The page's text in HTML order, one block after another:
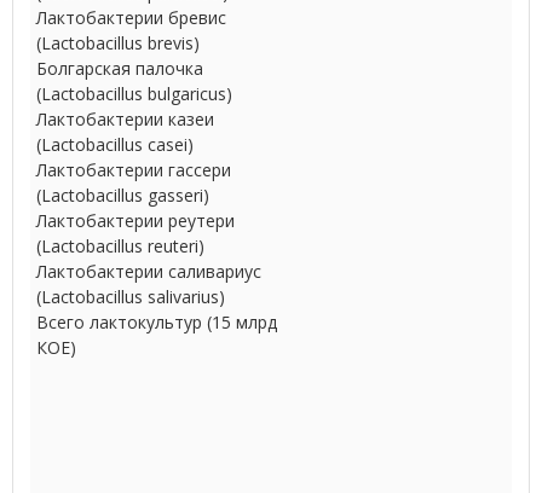
Лактобактерии бревис
(Lactobacillus brevis)
Болгарская палочка
(Lactobacillus bulgaricus)
Лактобактерии казеи
(Lactobacillus casei)
Лактобактерии гассери
(Lactobacillus gasseri)
Лактобактерии реутери
(Lactobacillus reuteri)
Лактобактерии саливариус
(Lactobacillus salivarius)
Всего лактокультур (15 млрд
КОЕ)